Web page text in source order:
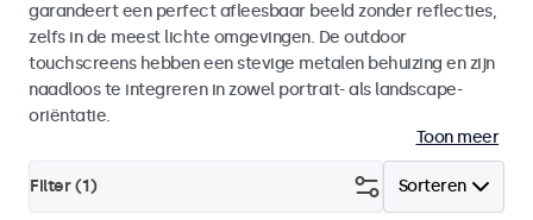
garandeert een perfect afleesbaar beeld zonder reflecties,
zelfs in de meest lichte omgevingen. De outdoor
touchscreens hebben een stevige metalen behuizing en zijn
naadloos te integreren in zowel portrait- als landscape-
oriëntatie.
Toon meer
Sorteren
Filter (1)